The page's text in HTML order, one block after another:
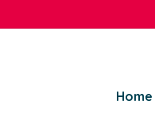
Home